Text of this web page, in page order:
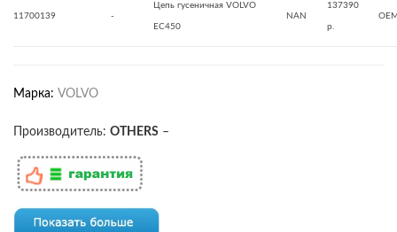
11700139 -
Цепь гусеничная VOLVO
EC450
NAN
137390
р.
Марка: VOLVO
Производитель: OTHERS –